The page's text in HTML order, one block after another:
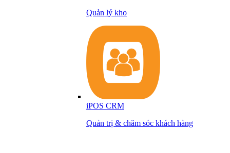
Quản lý kho
iPOS CRM
Quản trị & chăm sóc khách hàng